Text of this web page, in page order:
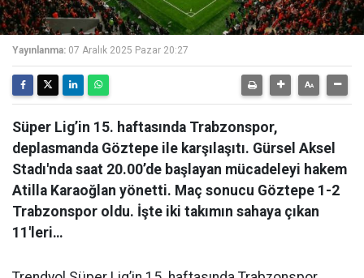
Yayınlanma: 07 Aralık 2025 Pazar 20:27
Süper Lig’in 15. haftasında Trabzonspor,
deplasmanda Göztepe ile karşılaşıtı. Gürsel Aksel
Stadı'nda saat 20.00’de başlayan mücadeleyi hakem
Atilla Karaoğlan yönetti. Maç sonucu Göztepe 1-2
Trabzonspor oldu. İşte iki takımın sahaya çıkan
11'leri…